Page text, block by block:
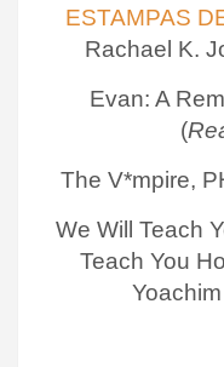
ESTAMPAS
Rachael K.
Evan: A
(
The V*mpire,
We Will Teach
Teach You